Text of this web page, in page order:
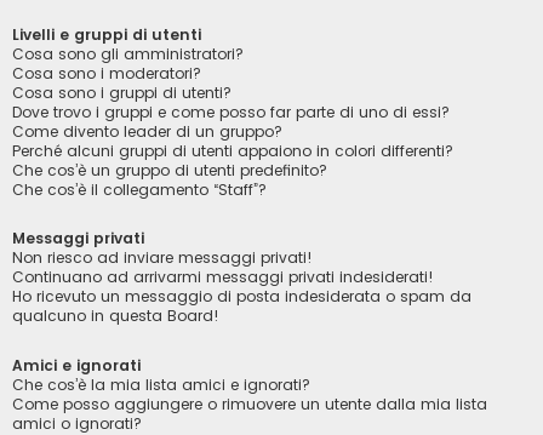
Livelli e gruppi di utenti
Cosa sono gli amministratori?
Cosa sono i moderatori?
Cosa sono i gruppi di utenti?
Dove trovo i gruppi e come posso far parte di uno di essi?
Come divento leader di un gruppo?
Perché alcuni gruppi di utenti appaiono in colori differenti?
Che cos’è un gruppo di utenti predefinito?
Che cos’è il collegamento “Staff”?
Messaggi privati
Non riesco ad inviare messaggi privati!
Continuano ad arrivarmi messaggi privati indesiderati!
Ho ricevuto un messaggio di posta indesiderata o spam da
qualcuno in questa Board!
Amici e ignorati
Che cos’è la mia lista amici e ignorati?
Come posso aggiungere o rimuovere un utente dalla mia lista
amici o ignorati?